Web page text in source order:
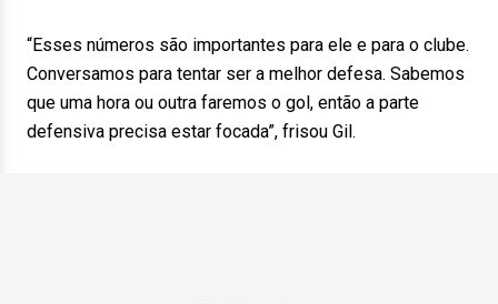
“Esses números são importantes para ele e para o clube.
Conversamos para tentar ser a melhor defesa. Sabemos
que uma hora ou outra faremos o gol, então a parte
defensiva precisa estar focada”, frisou Gil.